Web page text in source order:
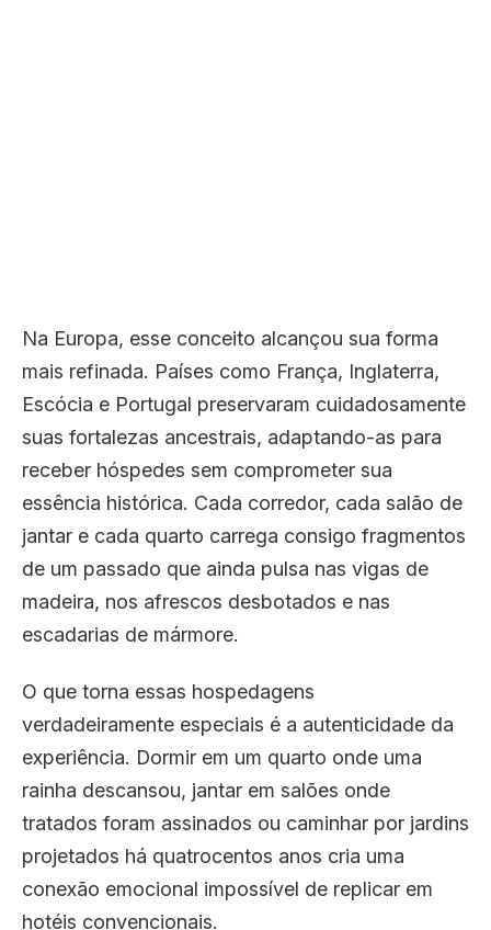
Na Europa, esse conceito alcançou sua forma
mais refinada. Países como França, Inglaterra,
Escócia e Portugal preservaram cuidadosamente
suas fortalezas ancestrais, adaptando-as para
receber hóspedes sem comprometer sua
essência histórica. Cada corredor, cada salão de
jantar e cada quarto carrega consigo fragmentos
de um passado que ainda pulsa nas vigas de
madeira, nos afrescos desbotados e nas
escadarias de mármore.
O que torna essas hospedagens
verdadeiramente especiais é a autenticidade da
experiência. Dormir em um quarto onde uma
rainha descansou, jantar em salões onde
tratados foram assinados ou caminhar por jardins
projetados há quatrocentos anos cria uma
conexão emocional impossível de replicar em
hotéis convencionais.